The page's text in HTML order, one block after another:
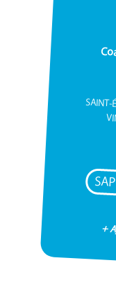
SAINT-
+